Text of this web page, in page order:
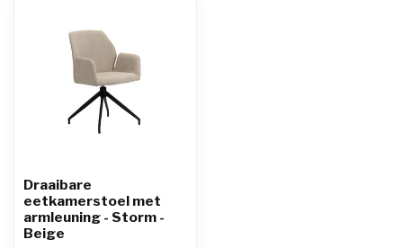
Draaibare
eetkamerstoel met
armleuning - Storm -
Beige